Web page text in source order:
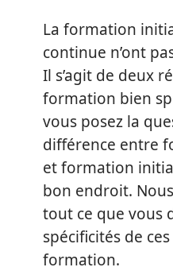
La formation
continue n’ont
Il s’agit de deux
formation bien
vous posez la
différence entre
et formation
bon endroit.
tout ce que vous
spécificités de
formation.